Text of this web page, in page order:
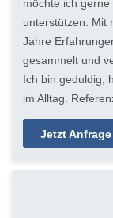
möchte ich
unterstützen. Mit
Jahre
gesammelt und
Ich bin geduldig,
im Alltag.
Jetzt